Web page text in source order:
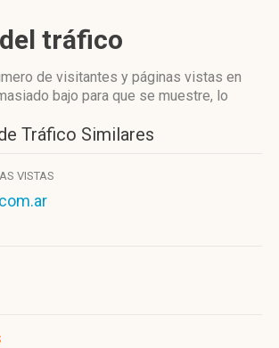
tráfico
de visitantes y páginas vistas en
bajo para que se muestre, lo
Tráfico Similares
VISTAS